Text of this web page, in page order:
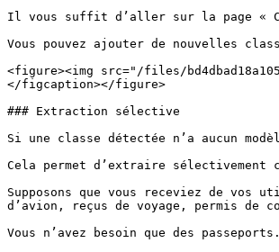
Il vous suffit d’aller sur la page «
Vous pouvez ajouter de nouvelles
<figure><img src="/files/
</figcaption></figure>
### Extraction sélective
Si une classe détectée n’a aucun
Cela permet d’extraire
Supposons que vous receviez de vos
d’avion, reçus de voyage, permis de
Vous n’avez besoin que des passeports.